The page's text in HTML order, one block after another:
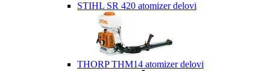
STIHL SR 420 atomizer delovi
THORP THM14 atomizer delovi